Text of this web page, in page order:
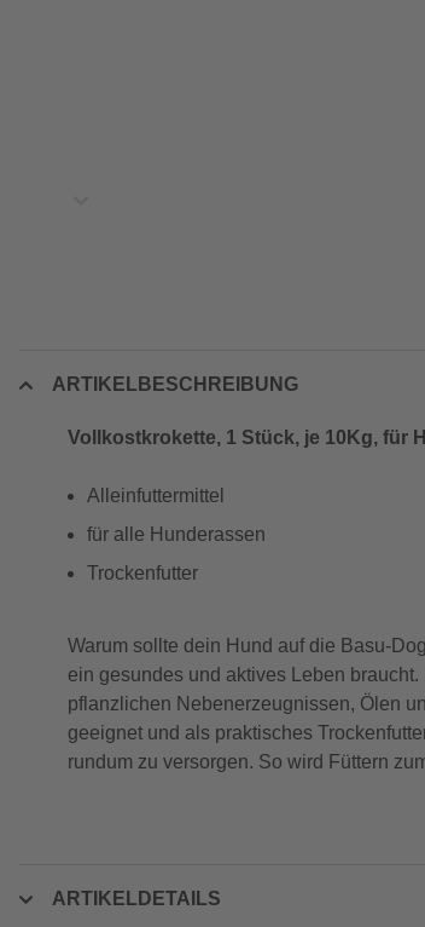
ARTIKELBESCHREIBUNG
Vollkostkrokette, 1 Stück, je 10Kg, für
Alleinfuttermittel
für alle Hunderassen
Trockenfutter
Warum sollte dein Hund auf die Basu-
ein gesundes und aktives Leben
pflanzlichen Nebenerzeugnissen, Ölen
geeignet und als praktisches
rundum zu versorgen. So wird Füttern
ARTIKELDETAILS